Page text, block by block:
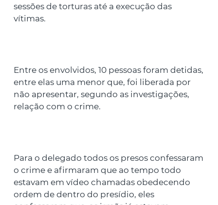
sessões de torturas até a execução das
vítimas.
Entre os envolvidos, 10 pessoas foram detidas,
entre elas uma menor que, foi liberada por
não apresentar, segundo as investigações,
relação com o crime.
Para o delegado todos os presos confessaram
o crime e afirmaram que ao tempo todo
estavam em vídeo chamadas obedecendo
ordem de dentro do presídio, eles